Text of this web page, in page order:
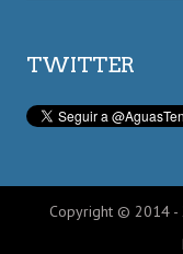
TWITTER
Copyright © 2014 -